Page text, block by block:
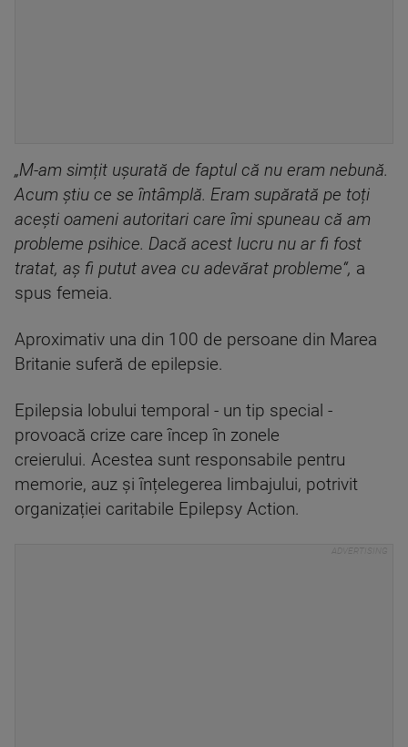
„M-am simțit ușurată de faptul că nu eram nebună.
Acum știu ce se întâmplă. Eram supărată pe toți
acești oameni autoritari care îmi spuneau că am
probleme psihice. Dacă acest lucru nu ar fi fost
tratat, aș fi putut avea cu adevărat probleme“, a
spus femeia.
Aproximativ una din 100 de persoane din Marea
Britanie suferă de epilepsie.
Epilepsia lobului temporal - un tip special -
provoacă crize care încep în zonele
creierului. Acestea sunt responsabile pentru
memorie, auz și înțelegerea limbajului, potrivit
organizației caritabile Epilepsy Action.